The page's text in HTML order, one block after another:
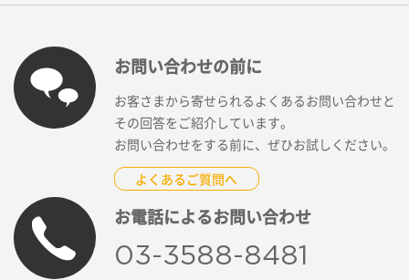
お問い合わせの前に
お客さまから寄せられるよくあるお問い合わせと
その回答をご紹介しています。
お問い合わせをする前に、ぜひお試しください。
よくあるご質問へ
お電話によるお問い合わせ
03-3588-8481